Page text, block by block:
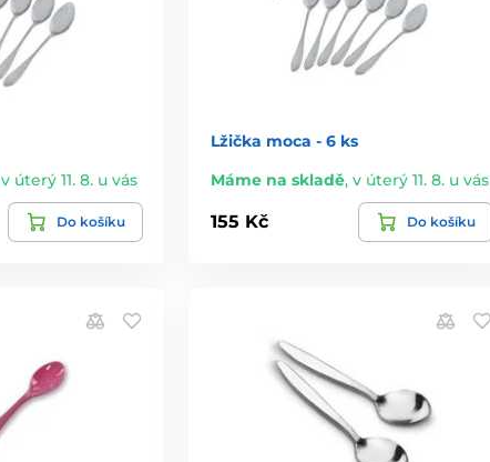
v úterý 11. 8. u vás
Do košíku
Lžička moca - 6 ks
Máme na skladě, v úterý 11. 8. u vás
155 Kč Do košíku